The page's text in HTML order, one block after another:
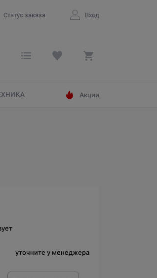
Статус заказа Вход
Акции
уточните у менеджера